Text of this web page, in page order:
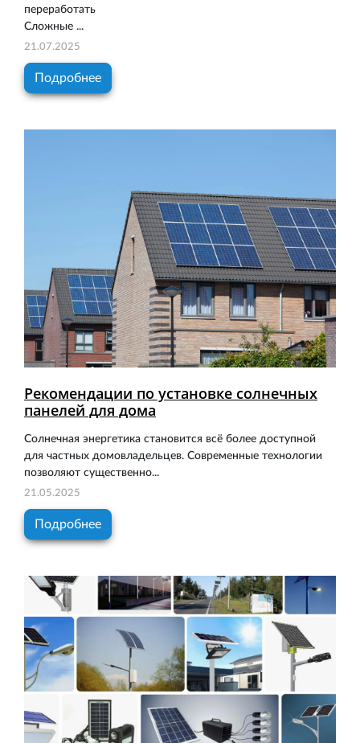
переработать
Сложные ...
21.07.2025
Подробнее
Рекомендации по установке солнечных
панелей для дома
Солнечная энергетика становится всё более доступной
для частных домовладельцев. Современные технологии
позволяют существенно...
21.05.2025
Подробнее